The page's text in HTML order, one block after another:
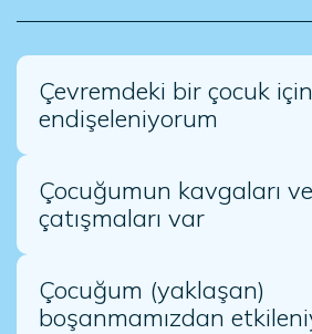
Çevremdeki bir çocuk için
endişeleniyorum
Çocuğumun kavgaları
çatışmaları var
Çocuğum (yaklaşan)
boşanmamızdan